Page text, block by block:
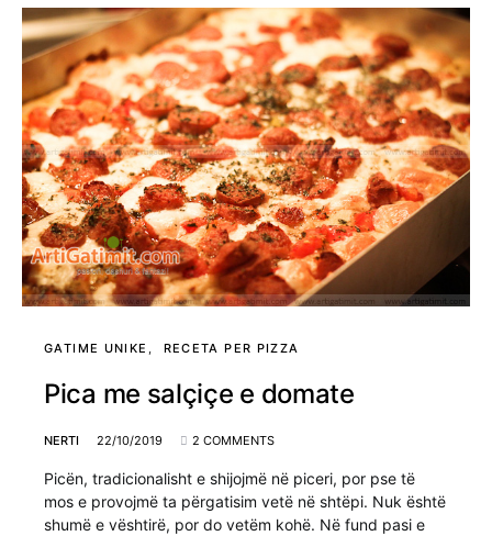
GATIME UNIKE RECETA PER PIZZA
Pica me salçiçe e domate
NERTI 22/10/2019 2 COMMENTS
Picën, tradicionalisht e shijojmë në piceri, por pse të
mos e provojmë ta përgatisim vetë në shtëpi. Nuk është
shumë e vështirë, por do vetëm kohë. Në fund pasi e